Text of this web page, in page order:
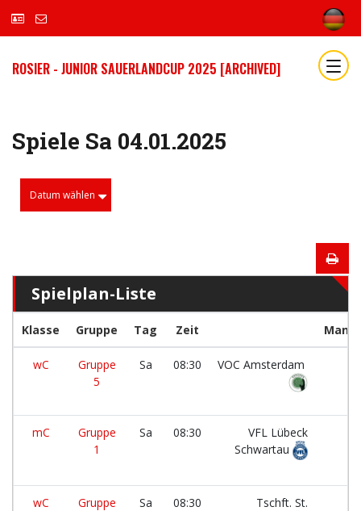
ROSIER - JUNIOR SAUERLANDCUP 2025 [ARCHIVED]
Spiele Sa 04.01.2025
Datum wählen
Spielplan-Liste
Klasse Gruppe Tag Zeit
wC
Gruppe
5
Sa 08:30 VOC Amsterdam
mC
Gruppe
1
Sa 08:30
VFL Lübeck
Schwartau
wC
Gruppe
Sa 08:30
Tschft. St.